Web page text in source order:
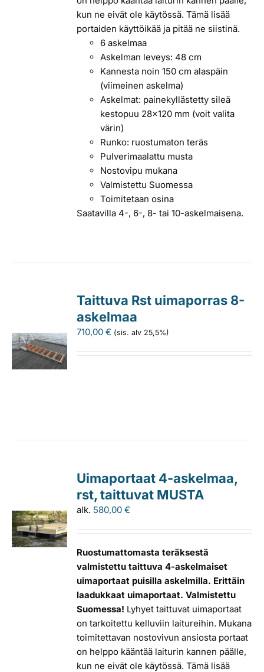
kun ne eivät ole käytössä. Tämä lisää
portaiden käyttöikää ja pitää ne siistinä.
6 askelmaa
Askelman leveys: 48 cm
Kannesta noin 150 cm alaspäin
(viimeinen askelma)
Askelmat: painekyllästetty sileä
kestopuu 28x120 mm (voit valita
värin)
Runko: ruostumaton teräs
Pulverimaalattu musta
Nostovipu mukana
Valmistettu Suomessa
Toimitetaan osina
Saatavilla 4-, 6-, 8- tai 10-askelmaisena.
Taittuva Rst uimaporras 8-
askelmaa
710,00€ (sis. alv 25,5%)
Uimaportaat 4-askelmaa,
rst, taittuvat MUSTA
alk. 580,00€
Ruostumattomasta teräksestä
valmistettu taittuva 4-askelmaiset
uimaportaat puisilla askelmilla. Erittäin
laadukkaat uimaportaat. Valmistettu
Suomessa! Lyhyet taittuvat uimaportaat
on tarkoitettu kelluviin laitureihin. Mukana
toimitettavan nostovivun ansiosta portaat
on helppo kääntää laiturin kannen päälle,
kun ne eivät ole käytössä. Tämä lisää